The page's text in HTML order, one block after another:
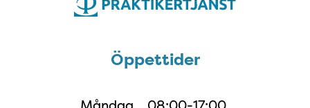
Öppettider